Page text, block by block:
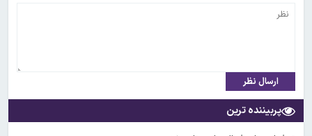
ارسال نظر
پربیننده ترین